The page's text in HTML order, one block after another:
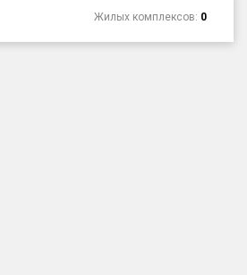
Жилых комплексов: 0